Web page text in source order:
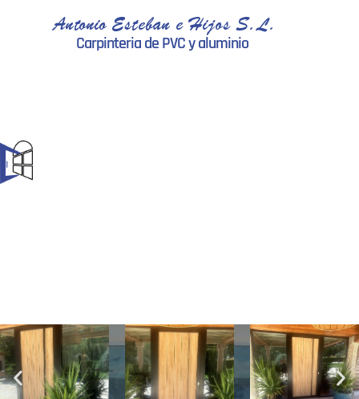
Antonio Esteban e Hijos S.L.
Carpinteria de PVC y aluminio